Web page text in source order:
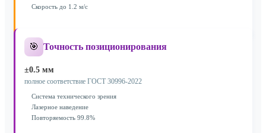
Скорость до 1.2 м/с
🎯 Точность позиционирования
±0.5 мм
полное соответствие ГОСТ 30996-2022
Система технического зрения
Лазерное наведение
Повторяемость 99.8%